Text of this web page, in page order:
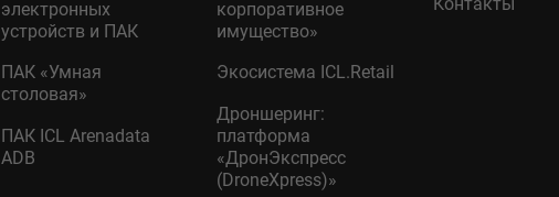
электронных
устройств и ПАК
ПАК «Умная
столовая»
ПАК ICL Arenadata
ADB
корпоративное
имущество»
Экосистема ICL.Retail
Дроншеринг:
платформа
«ДронЭкспресс
(DroneXpress)»